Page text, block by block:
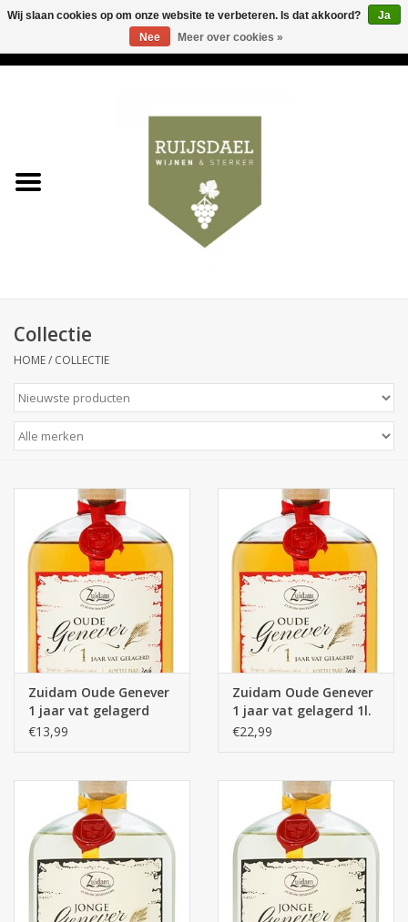
& sterker
Contact
Relatiegeschenken
Collectie
HOME/ COLLECTIE
Zuidam Oude Genever
1 jaar vat gelagerd
0,5l.
€13,99
Zuidam Oude Genever
1 jaar vat gelagerd 1l.
€22,99
Wij slaan cookies op om onze website te verbeteren. Is dat akkoord?
Ja
Nee
Meer over cookies »